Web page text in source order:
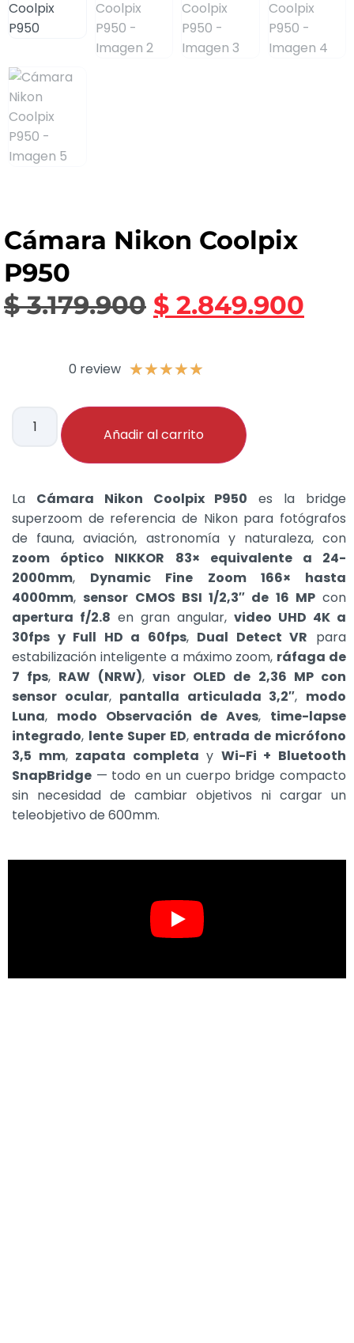
Cámara Nikon Coolpix
P950
$3.179.900 $ 2.849.900
0 review ★★★★★
Añadir al carrito
La Cámara Nikon Coolpix P950 es la bridge
superzoom de referencia de Nikon para fotógrafos
de fauna, aviación, astronomía y naturaleza, con
zoom óptico NIKKOR 83× equivalente a 24-
2000mm, Dynamic Fine Zoom 166× hasta
4000mm, sensor CMOS BSI 1/2,3″ de 16 MPcon
apertura f/2.8 en gran angular, video UHD 4K a
30fps y Full HD a 60fps, Dual Detect VR para
estabilización inteligente a máximo zoom, ráfaga de
7 fps, RAW (NRW), visor OLED de 2,36 MP con
sensor ocular, pantalla articulada 3,2″, modo
Luna, modo Observación de Aves, time-lapse
integrado, lente Super ED, entrada de micrófono
3,5 mm, zapata completa y Wi-Fi + Bluetooth
SnapBridge — todo en un cuerpo bridge compacto
sin necesidad de cambiar objetivos ni cargar un
teleobjetivo de 600mm.